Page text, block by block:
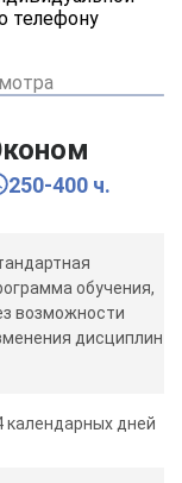
телефону
250-400 ч.
обучения,
возможности
дисциплин
календарных дней